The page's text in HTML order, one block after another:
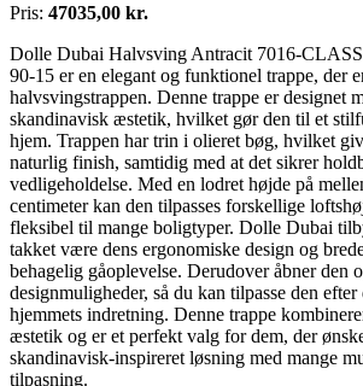
Pris: 47035,00 kr.
Dolle Dubai Halvsving Antracit 7016-
90-15 er en elegant og funktionel trappe, der
halvsvingstrappen. Denne trappe er designet
skandinavisk æstetik, hvilket gør den til et
hjem. Trappen har trin i olieret bøg, hvilket
naturlig finish, samtidig med at det sikrer
vedligeholdelse. Med en lodret højde på
centimeter kan den tilpasses forskellige
fleksibel til mange boligtyper. Dolle Dubai
takket være dens ergonomiske design og
behagelig gåoplevelse. Derudover åbner den
designmuligheder, så du kan tilpasse den
hjemmets indretning. Denne trappe
æstetik og er et perfekt valg for dem, der
skandinavisk-inspireret løsning med mange
tilpasning.